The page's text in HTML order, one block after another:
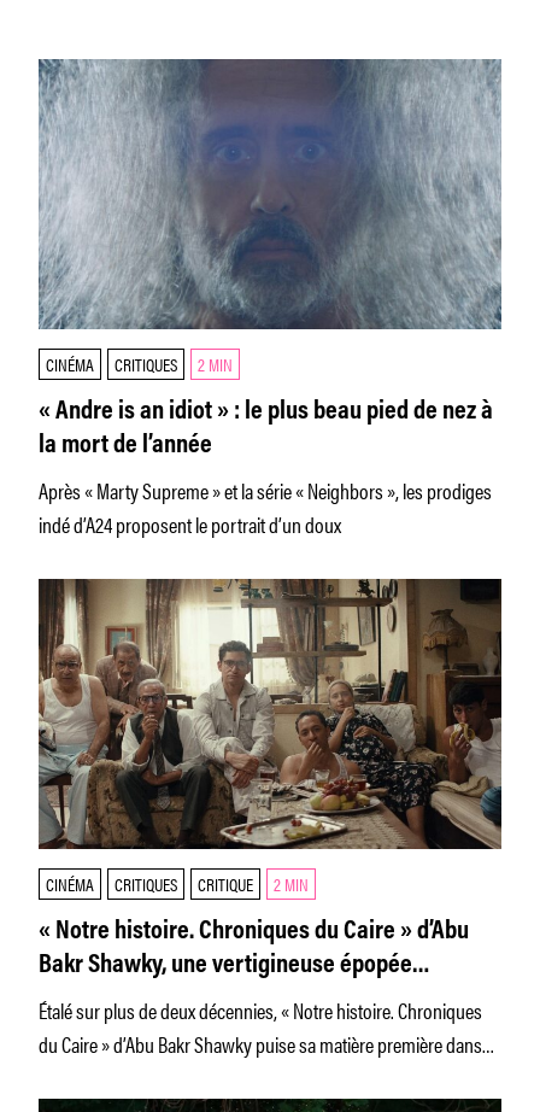
CINÉMA CRITIQUES 2 MIN
« Andre is an idiot » : le plus beau pied de nez à
la mort de l’année
Après « Marty Supreme » et la série « Neighbors », les prodiges
indé d’A24 proposent le portrait d’un doux
CINÉMA CRITIQUES CRITIQUE 2 MIN
« Notre histoire. Chroniques du Caire » d’Abu
Bakr Shawky, une vertigineuse épopée
nationale
Étalé sur plus de deux décennies, « Notre histoire. Chroniques
du Caire » d’Abu Bakr Shawky puise sa matière première dans